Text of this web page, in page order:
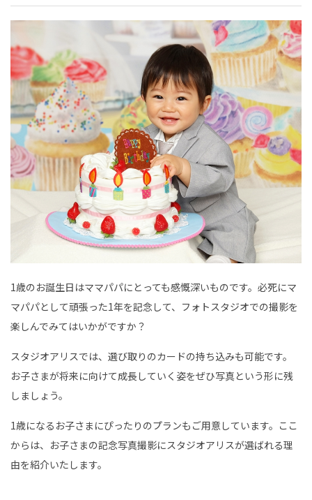
1歳のお誕生日はママパパにとっても感慨深いものです。必死にマ
マパパとして頑張った1年を記念して、フォトスタジオでの撮影を
楽しんでみてはいかがですか？
スタジオアリスでは、選び取りのカードの持ち込みも可能です。
お子さまが将来に向けて成長していく姿をぜひ写真という形に残
しましょう。
1歳になるお子さまにぴったりのプランもご用意しています。ここ
からは、お子さまの記念写真撮影にスタジオアリスが選ばれる理
由を紹介いたします。